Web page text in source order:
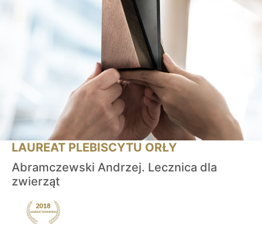
LAUREAT PLEBISCYTU ORŁY
Abramczewski Andrzej. Lecznica dla
zwierząt